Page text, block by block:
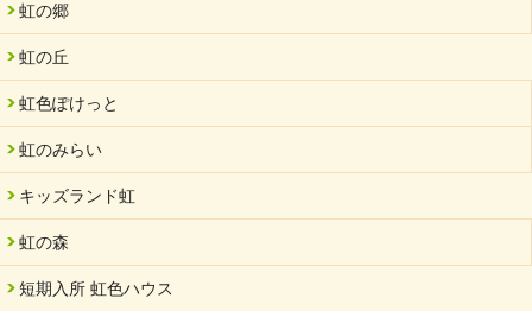
2024/08/01
夏休み学習支援・可茂自悠学舎
2024/07/03
中部学院大学「現代福祉マネジメント」ゲスト講師
2024/04/17
SDGs発表会・研修会
2024/04/05
中学生向けのフリースクール「可茂自悠学舎」開設
2024/04/01
虹の郷
虹の丘
虹色ぽけっと
虹のみらい
キッズランド虹
虹の森
短期入所 虹色ハウス